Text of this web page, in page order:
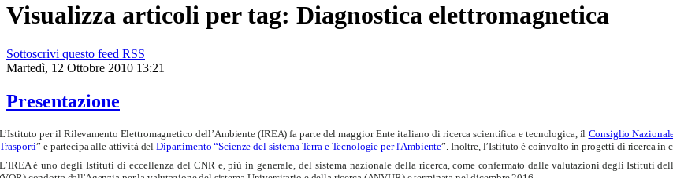
Visualizza articoli per tag: Diagnostica elettromagnetica
Sottoscrivi questo feed RSS
Martedì, 12 Ottobre 2010 13:21
Presentazione
per il Rilevamento Elettromagnetico dell’Ambiente (IREA) fa parte del maggior Ente italiano di ricerca scientifica e tecnologica, il Consiglio
”e partecipa alle attività delDipartimento “Scienze del sistema Terra e Tecnologie per l'Ambiente”. Inoltre, l’Istituto è coinvolto in progetti di ricerca in
è uno degli Istituti di eccellenza del CNR e, più in generale, del sistema nazionale della ricerca, come confermato dalle valutazioni degli Istituti